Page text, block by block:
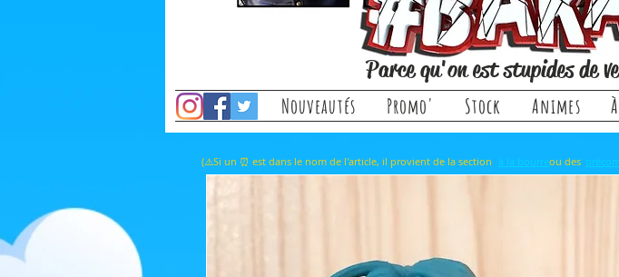
Parce qu'on est stupides de
Nouveautés Promo' Stock Animes
(⚠️Si un ⏰ est dans le nom de l'article, il provient de la section
à la bourre